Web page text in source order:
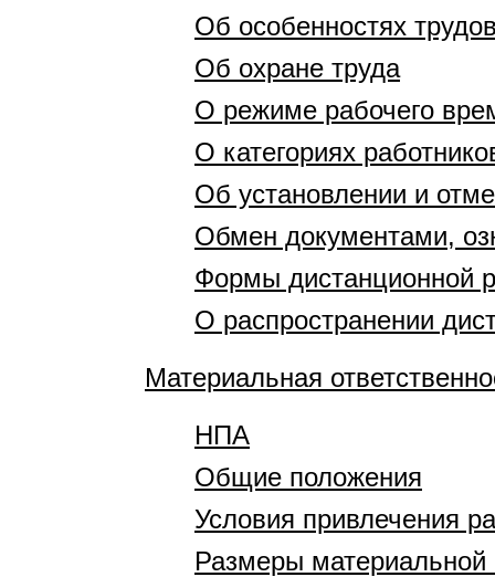
Об особенностях
Об охране труда
О режиме рабочего
О категориях
Об установлении и
Обмен документами,
Формы дистанционной
О распространении
Материальная
НПА
Общие положения
Условия привлечения
Размеры материальной